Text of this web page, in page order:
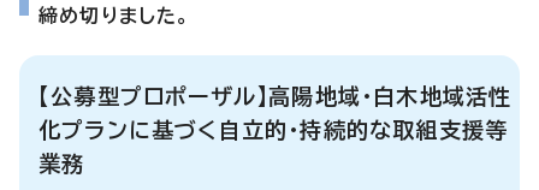
締め切りました。
【公募型プロポーザル】高陽地域・白木地域活性
化プランに基づく自立的・持続的な取組支援等
業務